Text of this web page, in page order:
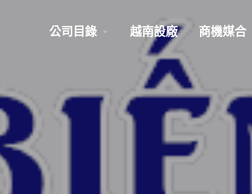
公司目錄 越南設廠 商機媒合